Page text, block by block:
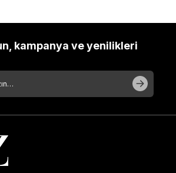
kampanya ve yenilikleri